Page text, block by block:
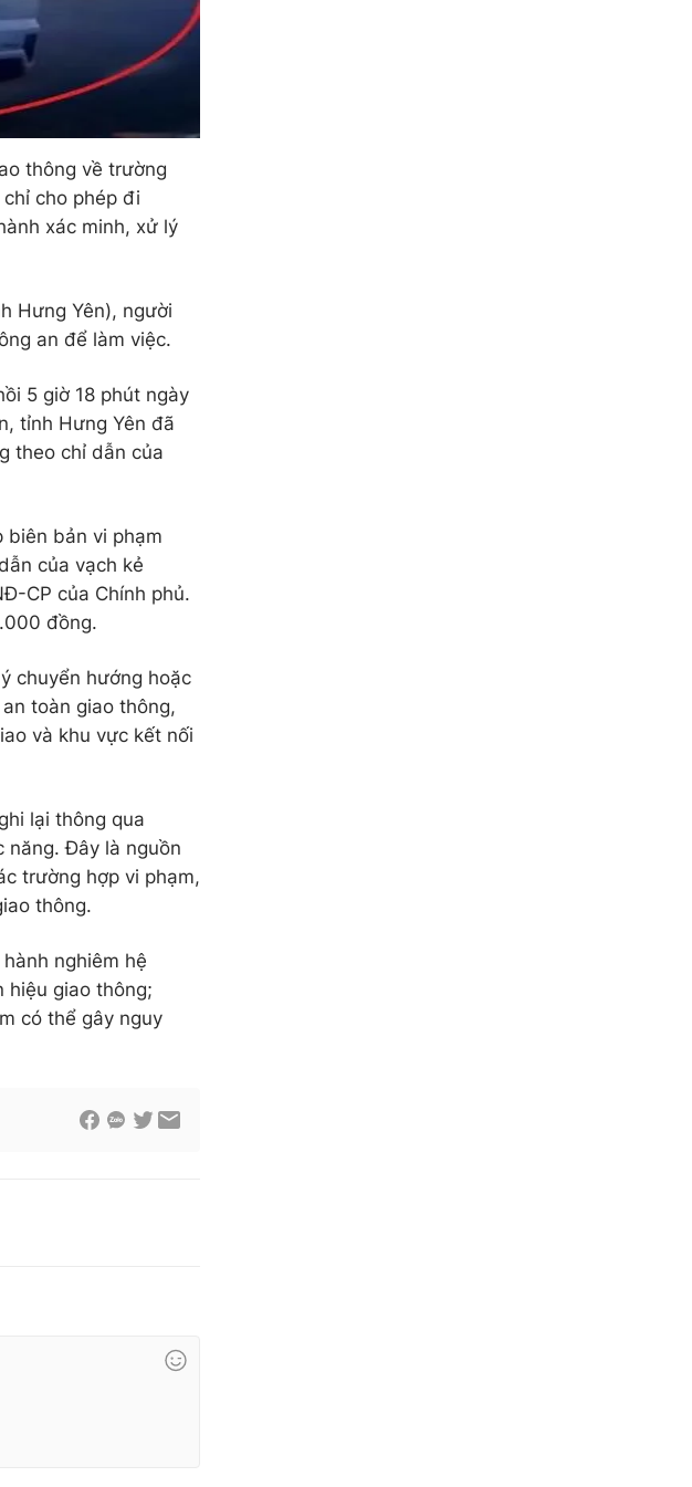
thông về trường
cho phép đi
xác minh, xử lý
Hưng Yên), người
an để làm việc.
5 giờ 18 phút ngày
tỉnh Hưng Yên đã
theo chỉ dẫn của
biên bản vi phạm
của vạch kẻ
CP của Chính phủ.
đồng.
chuyển hướng hoặc
toàn giao thông,
và khu vực kết nối
lại thông qua
năng. Đây là nguồn
trường hợp vi phạm,
thông.
nghiêm hệ
hiệu giao thông;
có thể gây nguy